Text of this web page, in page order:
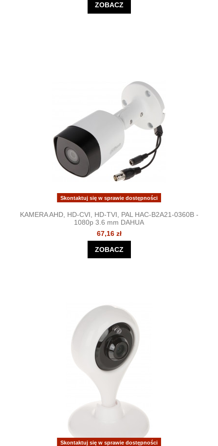
ZOBACZ
Skontaktuj się w sprawie dostępności
KAMERA AHD, HD-CVI, HD-TVI, PAL HAC-B2A21-0360B -
1080p 3.6 mm DAHUA
67,16 zł
ZOBACZ
Skontaktuj się w sprawie dostępności